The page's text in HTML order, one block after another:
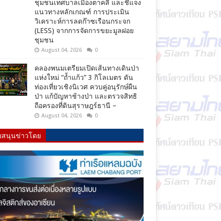
ชุมชนเทศบาลเมืองตาคลี และชี้แจง
แนวทางหลักเกณฑ์ การประเมิน
วิเคราะห์การลดก๊าซเรือนกระจก
(LESS) จากการจัดการขยะมูลฝอย
ชุมชน
August 04, 2026 0
คลองพนมเตรียมเปิดเส้นทางเดินป่า
แห่งใหม่ “ถ้ำแก้ว” 3 กิโลเมตร ดัน
ท่องเที่ยวเชิงนิเวศ ควบคู่อนุรักษ์ผืน
ป่า แก้ปัญหาช้างป่า และตรวจสิทธิ
ถือครองที่ดินสุราษฎร์ธานี –
August 04, 2026 0
นุนข่าวโดย